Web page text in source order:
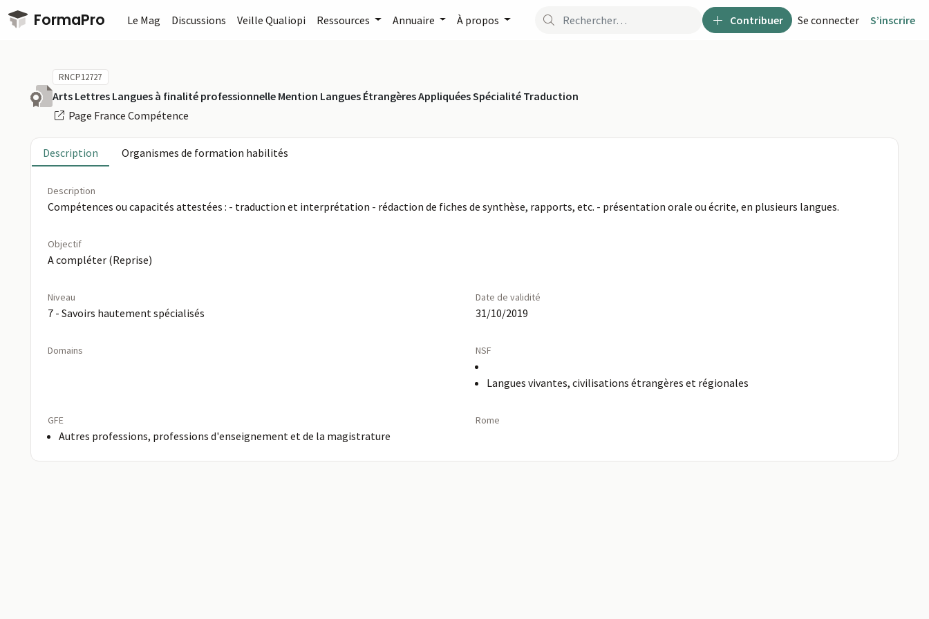
Passer au contenu principal
FormaPro Contribuer Se connecter S’inscrire
Le Mag Discussions Veille Qualiopi Ressources Annuaire À propos
RNCP12727
Arts Lettres Langues à finalité professionnelle Mention Langues Étrangères Appliquées Spécialité Traduction
Page France Compétence
Description Organismes de formation habilités
Description
Compétences ou capacités attestées : - traduction et interprétation - rédaction de fiches de synthèse, rapports, etc. - présentation orale ou écrite, en plusieurs langues.
Objectif
A compléter (Reprise)
Niveau
7 - Savoirs hautement spécialisés
Date de validité
31/10/2019
Domains NSF
Langues vivantes, civilisations étrangères et régionales
GFE
Autres professions, professions d'enseignement et de la magistrature
Rome